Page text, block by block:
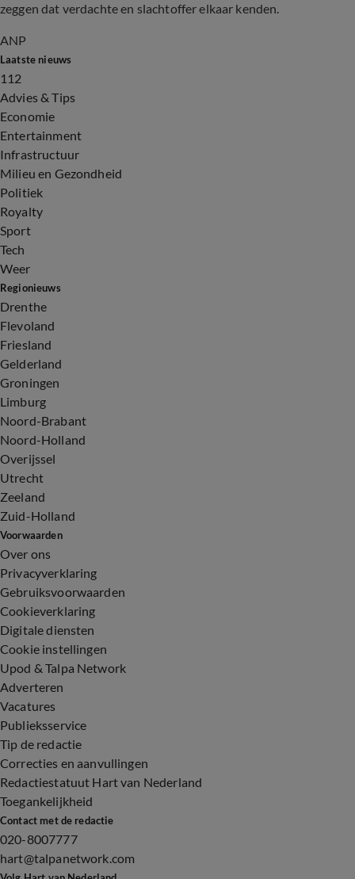
zeggen dat verdachte en slachtoffer elkaar kenden.
ANP
Laatste nieuws
112
Advies & Tips
Economie
Entertainment
Infrastructuur
Milieu en Gezondheid
Politiek
Royalty
Sport
Tech
Weer
Regionieuws
Drenthe
Flevoland
Friesland
Gelderland
Groningen
Limburg
Noord-Brabant
Noord-Holland
Overijssel
Utrecht
Zeeland
Zuid-Holland
Voorwaarden
Over ons
Privacyverklaring
Gebruiksvoorwaarden
Cookieverklaring
Digitale diensten
Cookie instellingen
Upod & Talpa Network
Adverteren
Vacatures
Publieksservice
Tip de redactie
Correcties en aanvullingen
Redactiestatuut Hart van Nederland
Toegankelijkheid
Contact met de redactie
020-8007777
hart@talpanetwork.com